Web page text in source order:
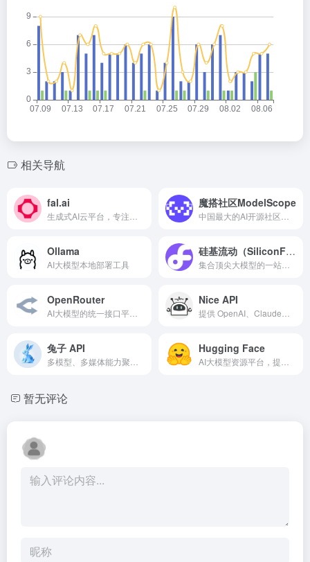
相关导航
fal.ai​ 魔搭社区ModelScope
Ollama
AI大模型本地部署工具
硅基流动（SiliconFlow）
OpenRouter Nice API
兔子 API Hugging Face
暂无评论